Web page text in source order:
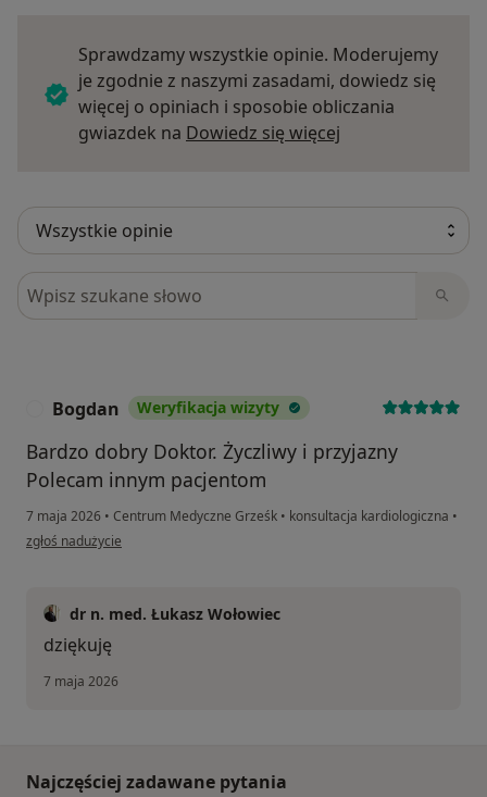
Sprawdzamy wszystkie opinie. Moderujemy
je zgodnie z naszymi zasadami, dowiedz się
więcej o opiniach i sposobie obliczania
gwiazdek na Dowiedz się więcej
Szukaj w opiniach
Bogdan Weryfikacja wizyty
Bardzo dobry Doktor. Życzliwy i przyjazny
Polecam innym pacjentom
7 maja 2026 • Centrum Medyczne Grześk • konsultacja kardiologiczna •
w opinii użytkownika Bogdan
zgłoś nadużycie
dr n. med. Łukasz Wołowiec
dziękuję
7 maja 2026
Najczęściej zadawane pytania